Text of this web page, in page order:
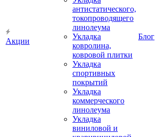
Акции
антистатического,
токопроводящего
линолеума
Укладка
ковролина,
ковровой плитки
Укладка
спортивных
покрытий
Укладка
коммерческого
линолеума
Укладка
виниловой и
Блог